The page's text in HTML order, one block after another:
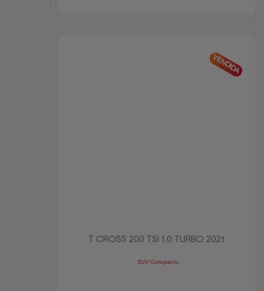
VENDIDA
T CROSS 200 TSI 1.0 TURBO 2021
SUV Compacto